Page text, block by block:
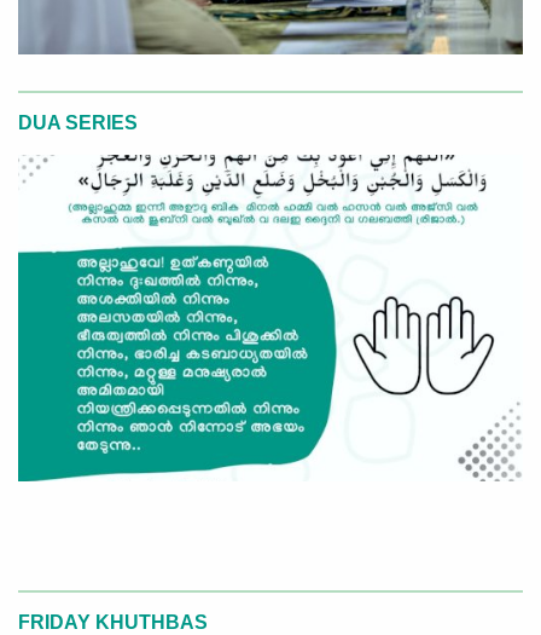
DUA SERIES
FRIDAY KHUTHBAS